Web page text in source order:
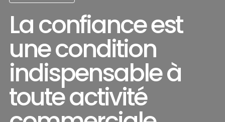
La confiance est
une condition
indispensable à
toute activité